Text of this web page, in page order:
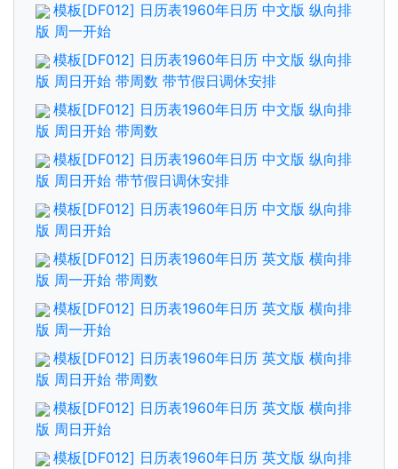
模板[DF012] 日历表1960年日历 中文版 纵向排
版 周一开始
模板[DF012] 日历表1960年日历 中文版 纵向排
版 周日开始 带周数 带节假日调休安排
模板[DF012] 日历表1960年日历 中文版 纵向排
版 周日开始 带周数
模板[DF012] 日历表1960年日历 中文版 纵向排
版 周日开始 带节假日调休安排
模板[DF012] 日历表1960年日历 中文版 纵向排
版 周日开始
模板[DF012] 日历表1960年日历 英文版 横向排
版 周一开始 带周数
模板[DF012] 日历表1960年日历 英文版 横向排
版 周一开始
模板[DF012] 日历表1960年日历 英文版 横向排
版 周日开始 带周数
模板[DF012] 日历表1960年日历 英文版 横向排
版 周日开始
模板[DF012] 日历表1960年日历 英文版 纵向排